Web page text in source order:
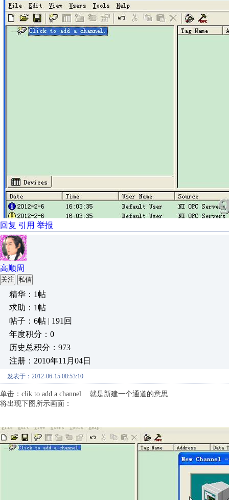
回复 引用 举报
高顺周
关注 私信
精华：1帖
求助：1帖
帖子：6帖 | 191回
年度积分：0
历史总积分：973
注册：2010年11月04日
发表于：2012-06-15 08:53:10
单击：clik to add a channel 就是新建一个通道的意思
将出现下图所示画面：